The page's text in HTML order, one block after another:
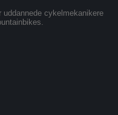
cykelmekanikere